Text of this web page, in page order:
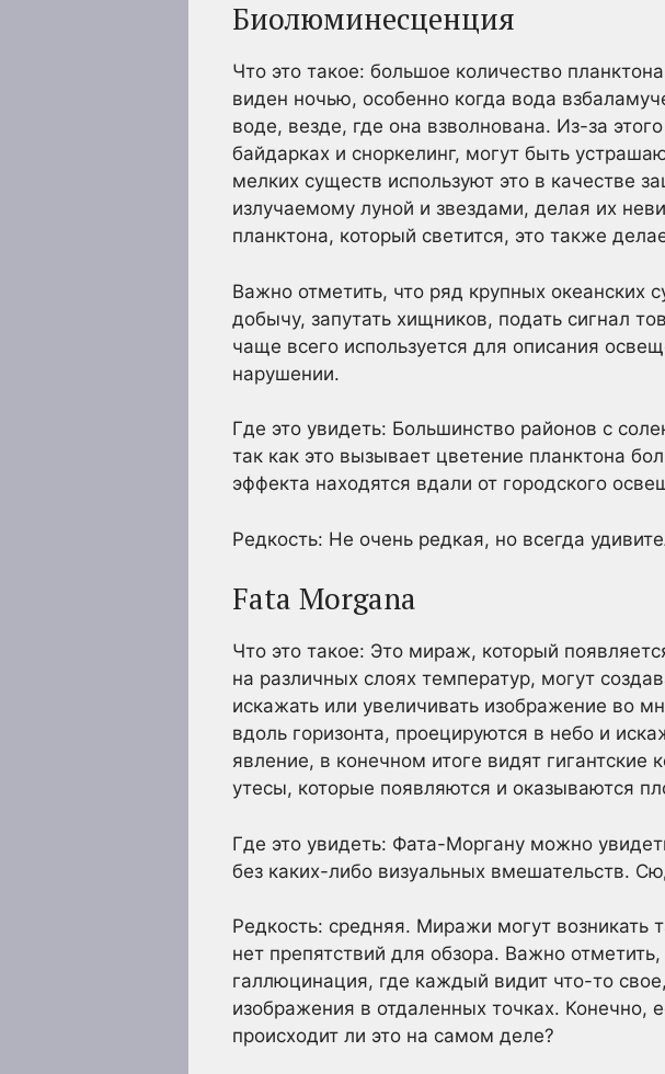
Биолюминесценция
Что это такое: большое количество
виден ночью, особенно когда вода
воде, везде, где она взволнована. Из-за
байдарках и сноркелинг, могут быть
мелких существ используют это в качестве
излучаемому луной и звездами, делая их
планктона, который светится, это также
Важно отметить, что ряд крупных
добычу, запутать хищников, подать сигнал
чаще всего используется для описания
нарушении.
Где это увидеть: Большинство районов с
так как это вызывает цветение планктона
эффекта находятся вдали от городского
Редкость: Не очень редкая, но всегда
Fata Morgana
Что это такое: Это мираж, который
на различных слоях температур, могут
искажать или увеличивать изображение во
вдоль горизонта, проецируются в небо и
явление, в конечном итоге видят
утесы, которые появляются и оказываются
Где это увидеть: Фата-Моргану можно
без каких-либо визуальных вмешательств.
Редкость: средняя. Миражи могут возникать
нет препятствий для обзора. Важно
галлюцинация, где каждый видит что-то
изображения в отдаленных точках. Конечно,
происходит ли это на самом деле?